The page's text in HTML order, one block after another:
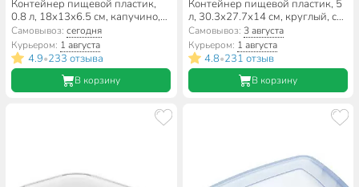
Контейнер пищевой пластик,
0.8 л, 18х13х6.5 см, капучино,
прямоугольный, Idea, Фреш, М
1422
Самовывоз:сегодня
Курьером: 1 августа
4.9•233 отзыва
В корзину
Контейнер пищевой пластик, 5
л, 30.3х27.7х14 см, круглый, с
ручками, Альтернатива, М097
Самовывоз: 3 августа
Курьером: 1 августа
4.8•231 отзыв
В корзину